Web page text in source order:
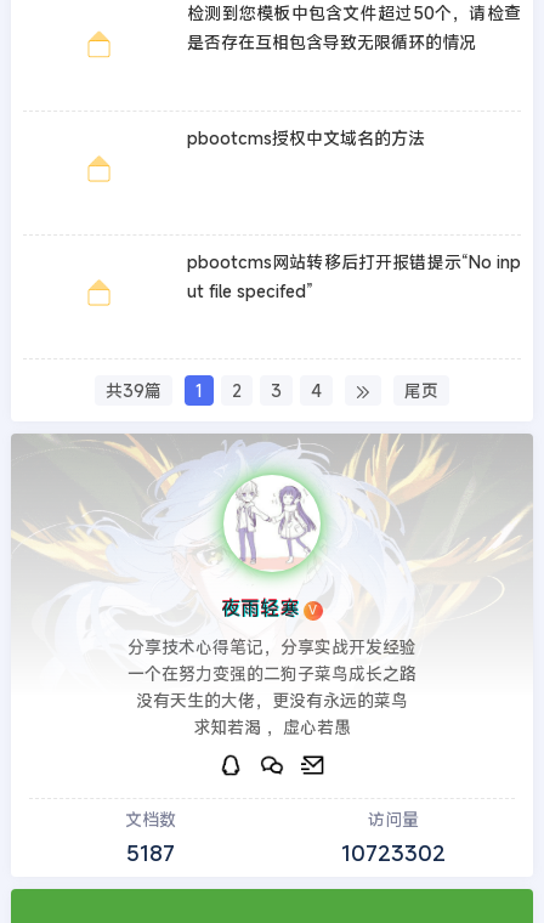
检测到您模板中包含文件超过50个，请检查
是否存在互相包含导致无限循环的情况
pbootcms授权中文域名的方法
pbootcms网站转移后打开报错提示“No inp
ut file specifed”
共39篇 1 2 3 4 尾页
夜雨轻寒 V
分享技术心得笔记，分享实战开发经验
一个在努力变强的二狗子菜鸟成长之路
没有天生的大佬，更没有永远的菜鸟
求知若渴 ，虚心若愚
文档数
5187
访问量
10723302